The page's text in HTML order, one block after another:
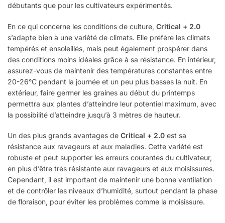
débutants que pour les cultivateurs expérimentés.
En ce qui concerne les conditions de culture, Critical + 2.0
s’adapte bien à une variété de climats. Elle préfère les climats
tempérés et ensoleillés, mais peut également prospérer dans
des conditions moins idéales grâce à sa résistance. En intérieur,
assurez-vous de maintenir des températures constantes entre
20-26°C pendant la journée et un peu plus basses la nuit. En
extérieur, faire germer les graines au début du printemps
permettra aux plantes d’atteindre leur potentiel maximum, avec
la possibilité d’atteindre jusqu’à 3 mètres de hauteur.
Un des plus grands avantages de Critical + 2.0 est sa
résistance aux ravageurs et aux maladies. Cette variété est
robuste et peut supporter les erreurs courantes du cultivateur,
en plus d’être très résistante aux ravageurs et aux moisissures.
Cependant, il est important de maintenir une bonne ventilation
et de contrôler les niveaux d’humidité, surtout pendant la phase
de floraison, pour éviter les problèmes comme la moisissure.